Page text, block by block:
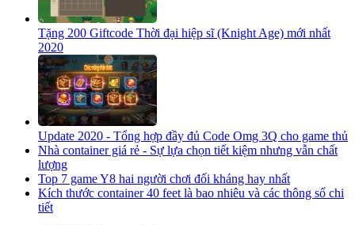
Tặng 200 Giftcode Thời đại hiệp sĩ (Knight Age) mới nhất
2020
Update 2020 - Tổng hợp đầy đủ Code Omg 3Q cho game thủ
Nhà container giá rẻ - Sự lựa chọn tiết kiệm nhưng vẫn chất
lượng
Top 7 game Y8 hai người chơi đối kháng hay nhất
Kích thước container 40 feet là bao nhiêu và các thông số chi
tiết